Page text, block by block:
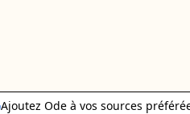
Ajoutez Ode à vos sources